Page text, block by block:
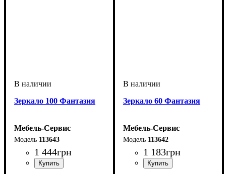
Зеркало 100 Фантазия
Мебель-Сервис
113643
1 444грн
Зеркало 60 Фантазия
Мебель-Сервис
113642
1 183грн